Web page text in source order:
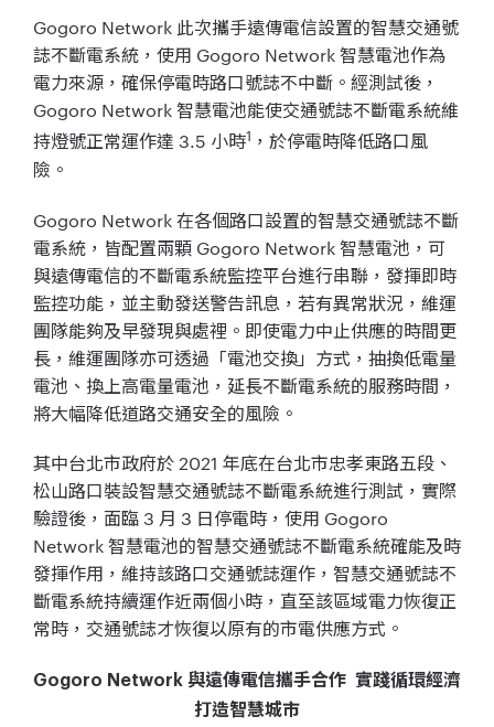
Gogoro Network 此次攜手遠傳電信設置的智慧交通號
誌不斷電系統，使用 Gogoro Network 智慧電池作為
電力來源，確保停電時路口號誌不中斷。經測試後，
Gogoro Network 智慧電池能使交通號誌不斷電系統維
持燈號正常運作達 3.5 小時1 ，於停電時降低路口風
險。
Gogoro Network 在各個路口設置的智慧交通號誌不斷
電系統，皆配置兩顆 Gogoro Network 智慧電池，可
與遠傳電信的不斷電系統監控平台進行串聯，發揮即時
監控功能，並主動發送警告訊息，若有異常狀況，維運
團隊能夠及早發現與處裡。即使電力中止供應的時間更
長，維運團隊亦可透過「電池交換」方式，抽換低電量
電池、換上高電量電池，延長不斷電系統的服務時間，
將大幅降低道路交通安全的風險。
其中台北市政府於 2021 年底在台北市忠孝東路五段、
松山路口裝設智慧交通號誌不斷電系統進行測試，實際
驗證後，面臨 3 月 3 日停電時，使用 Gogoro
Network 智慧電池的智慧交通號誌不斷電系統確能及時
發揮作用，維持該路口交通號誌運作，智慧交通號誌不
斷電系統持續運作近兩個小時，直至該區域電力恢復正
常時，交通號誌才恢復以原有的市電供應方式。
Gogoro Network 與遠傳電信攜手合作 實踐循環經濟
打造智慧城市